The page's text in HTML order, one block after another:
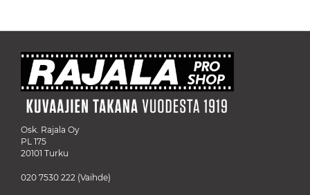
Osk. Rajala Oy
PL 175
20101 Turku
020 7530 222 (Vaihde)